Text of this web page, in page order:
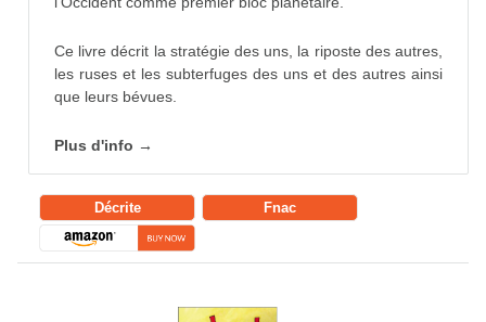
Ce livre décrit la stratégie des uns, la riposte des autres,
les ruses et les subterfuges des uns et des autres ainsi
que leurs bévues.
Plus d'info →
Décrite Fnac